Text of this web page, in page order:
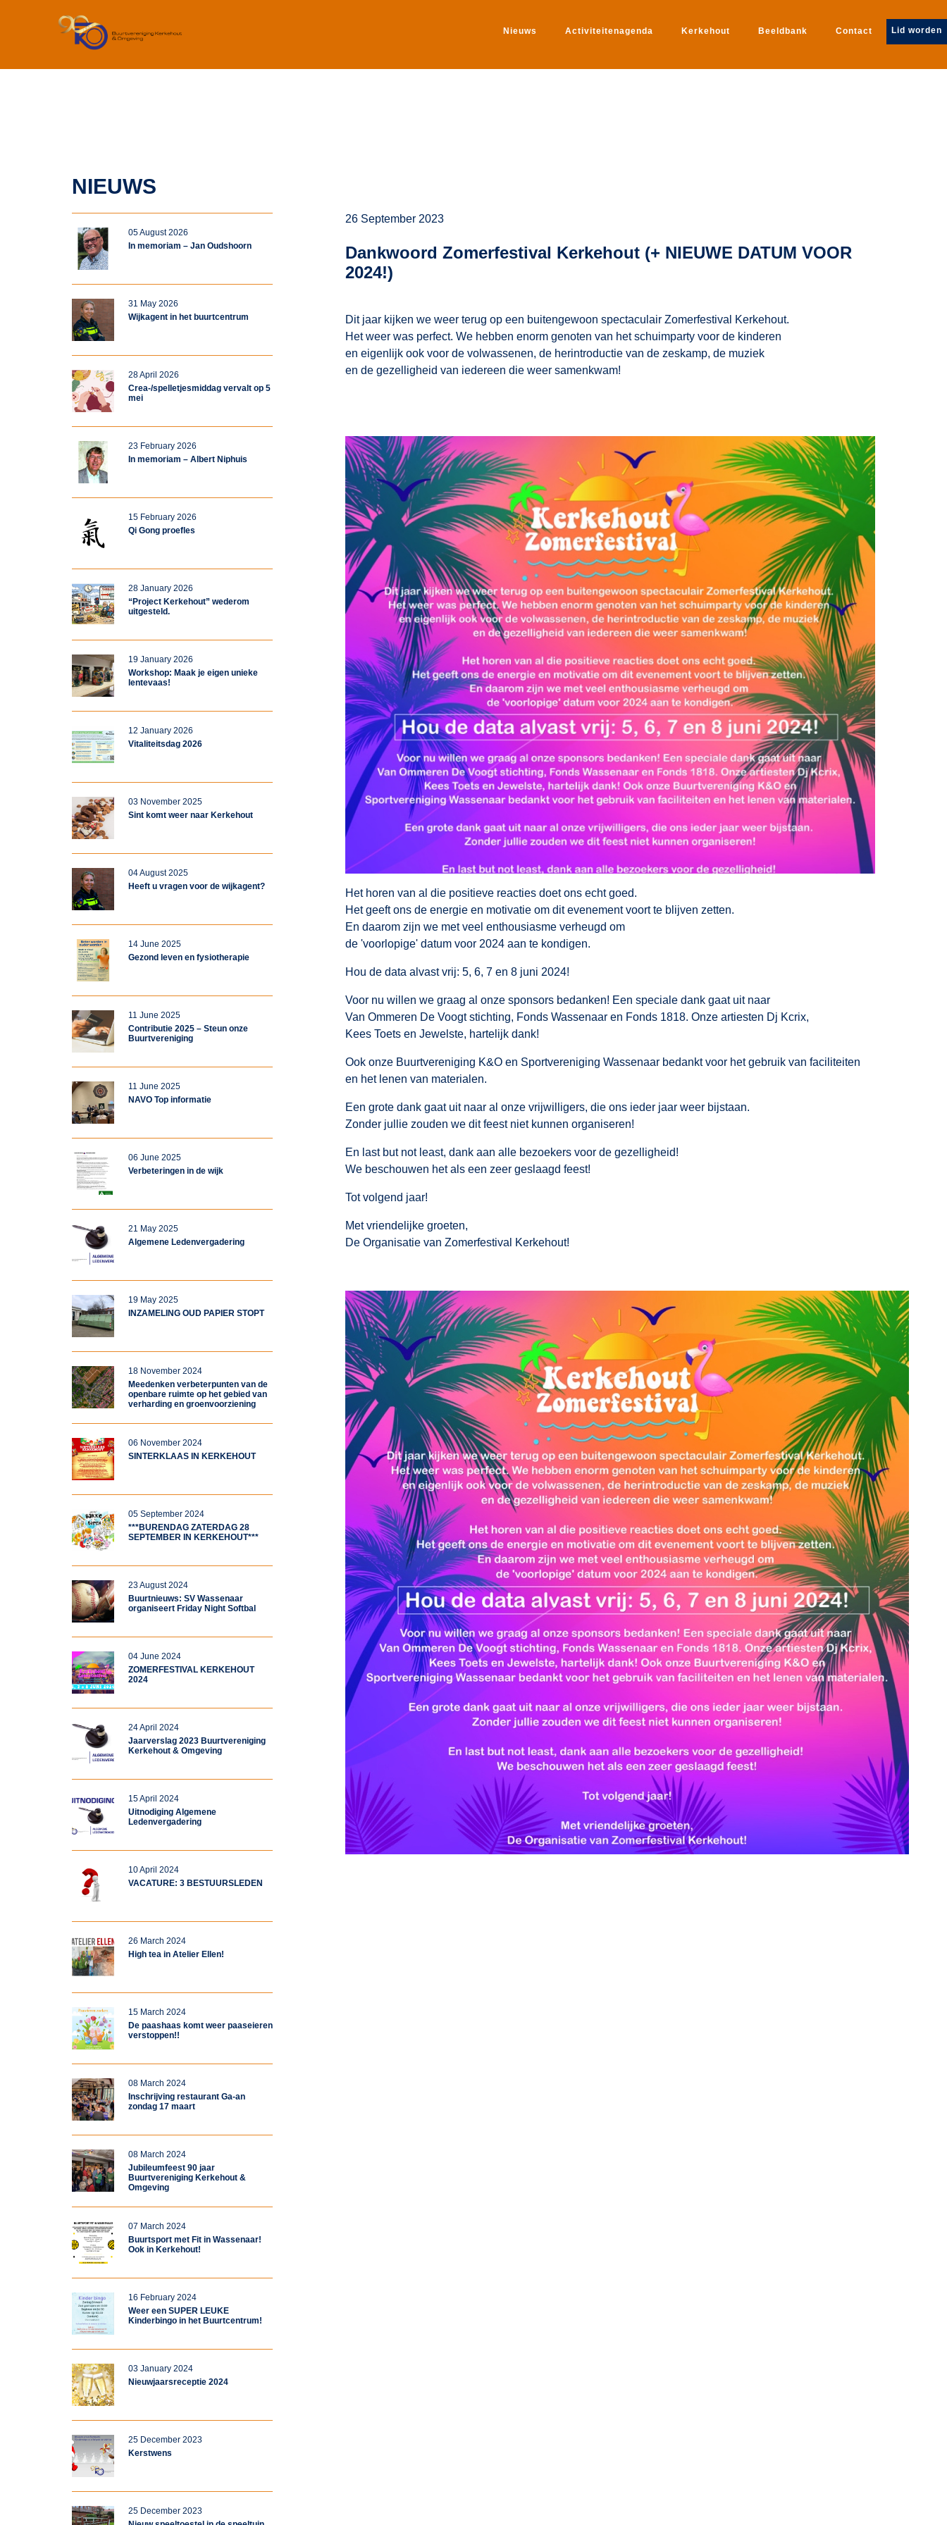
Nieuws Activiteitenagenda Kerkehout Beeldbank Contact Lid worden
NIEUWS
05 August 2026
In memoriam – Jan Oudshoorn
31 May 2026
Wijkagent in het buurtcentrum
28 April 2026
Crea-/spelletjesmiddag vervalt op 5
mei
23 February 2026
In memoriam – Albert Niphuis
15 February 2026
Qi Gong proefles
28 January 2026
“Project Kerkehout” wederom
uitgesteld.
19 January 2026
Workshop: Maak je eigen unieke
lentevaas!
12 January 2026
Vitaliteitsdag 2026
03 November 2025
Sint komt weer naar Kerkehout
04 August 2025
Heeft u vragen voor de wijkagent?
14 June 2025
Gezond leven en fysiotherapie
11 June 2025
Contributie 2025 – Steun onze
Buurtvereniging
11 June 2025
NAVO Top informatie
06 June 2025
Verbeteringen in de wijk
21 May 2025
Algemene Ledenvergadering
19 May 2025
INZAMELING OUD PAPIER STOPT
18 November 2024
Meedenken verbeterpunten van de
openbare ruimte op het gebied van
verharding en groenvoorziening
06 November 2024
SINTERKLAAS IN KERKEHOUT
05 September 2024
***BURENDAG ZATERDAG 28
SEPTEMBER IN KERKEHOUT***
23 August 2024
Buurtnieuws: SV Wassenaar
organiseert Friday Night Softbal
04 June 2024
ZOMERFESTIVAL KERKEHOUT
2024
24 April 2024
Jaarverslag 2023 Buurtvereniging
Kerkehout & Omgeving
15 April 2024
Uitnodiging Algemene
Ledenvergadering
10 April 2024
VACATURE: 3 BESTUURSLEDEN
26 March 2024
High tea in Atelier Ellen!
15 March 2024
De paashaas komt weer paaseieren
verstoppen!!
08 March 2024
Inschrijving restaurant Ga-an
zondag 17 maart
08 March 2024
Jubileumfeest 90 jaar
Buurtvereniging Kerkehout &
Omgeving
07 March 2024
Buurtsport met Fit in Wassenaar!
Ook in Kerkehout!
16 February 2024
Weer een SUPER LEUKE
Kinderbingo in het Buurtcentrum!
03 January 2024
Nieuwjaarsreceptie 2024
25 December 2023
Kerstwens
25 December 2023
26 September 2023
Dankwoord Zomerfestival Kerkehout (+ NIEUWE DATUM VOOR
2024!)
Dit jaar kijken we weer terug op een buitengewoon spectaculair Zomerfestival Kerkehout.
Het weer was perfect. We hebben enorm genoten van het schuimparty voor de kinderen
en eigenlijk ook voor de volwassenen, de herintroductie van de zeskamp, de muziek
en de gezelligheid van iedereen die weer samenkwam!
Het horen van al die positieve reacties doet ons echt goed.
Het geeft ons de energie en motivatie om dit evenement voort te blijven zetten.
En daarom zijn we met veel enthousiasme verheugd om
de 'voorlopige' datum voor 2024 aan te kondigen.
Hou de data alvast vrij: 5, 6, 7 en 8 juni 2024!
Voor nu willen we graag al onze sponsors bedanken! Een speciale dank gaat uit naar
Van Ommeren De Voogt stichting, Fonds Wassenaar en Fonds 1818. Onze artiesten Dj Kcrix,
Kees Toets en Jewelste, hartelijk dank!
Ook onze Buurtvereniging K&O en Sportvereniging Wassenaar bedankt voor het gebruik van faciliteiten
en het lenen van materialen.
Een grote dank gaat uit naar al onze vrijwilligers, die ons ieder jaar weer bijstaan.
Zonder jullie zouden we dit feest niet kunnen organiseren!
En last but not least, dank aan alle bezoekers voor de gezelligheid!
We beschouwen het als een zeer geslaagd feest!
Tot volgend jaar!
Met vriendelijke groeten,
De Organisatie van Zomerfestival Kerkehout!